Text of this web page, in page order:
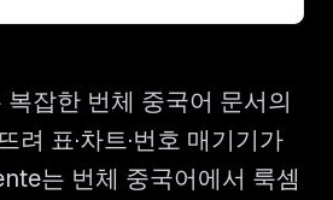
잡한 번체 중국어 문서의
려 표·차트·번호 매기기가
는 번체 중국어에서 룩셈